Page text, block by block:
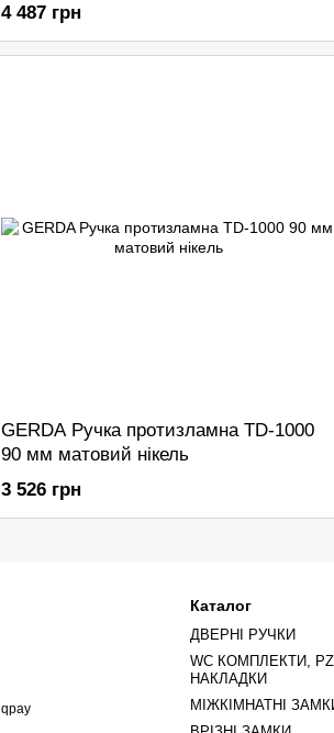
4 487 грн
GERDA Ручка протизламна TD-1000
90 мм матовий нікель
3 526 грн
Каталог
ДВЕРНІ РУЧКИ
WC КОМПЛЕКТИ, PZ
НАКЛАДКИ
МІЖКІМНАТНІ